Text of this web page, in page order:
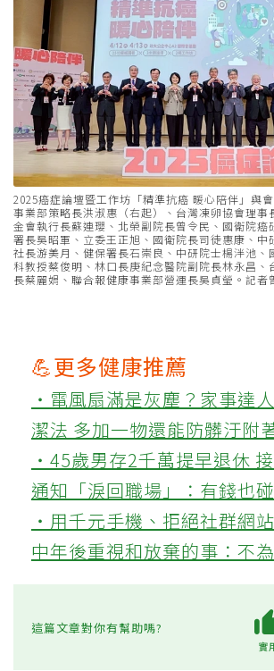
2025癌症論壇暨工作坊「精準抗癌 暖心陪伴」與
事業部策略長洪淑惠（右起）、台灣凍卵協會理事
金會執行長蘇連瓔、北榮副院長曾令民、國衛院癌
署長吳昭軍、立委王正旭、國衛院長司徒惠康、中
社長游美月、健保署長石崇良、中研院士楊泮池、
科教授蔡俊明、林口長庚紀念醫院副院長林永昌、
長蔡麗娟、聯合報健康事業部營運長吳貞瑩。記者
💪更多健康推薦
‧電風扇滿是灰塵？家事達
潔法 多加一物還能防髒汙附
‧45歲男存2千萬提早退休
通知「淚回職場」：有錢也
‧用千元手機、拒絕社群網
中年後重視和放棄的事：不
這篇文章對你有幫助嗎?
實